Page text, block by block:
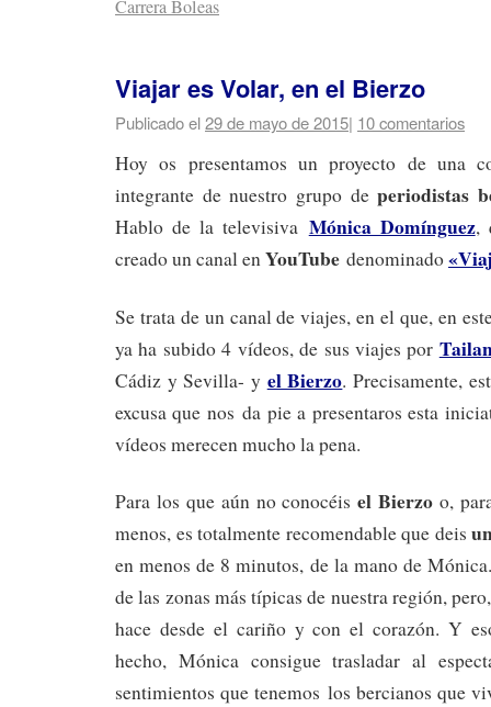
Carrera Boleas
Viajar es Volar, en el Bierzo
Publicado el29 de mayo de 2015| 10 comentarios
Hoy os presentamos un proyecto de una
integrante de nuestro grupo deperiodistas
Hablo de la televisiva Mónica Domínguez,
creado un canal enYouTube denominado
Se trata de un canal de viajes, en el que, en
ya ha subido 4 vídeos, de sus viajes por
Cádiz y Sevilla- y el Bierzo. Precisamente,
excusa que nos da pie a presentaros esta
vídeos merecen mucho la pena.
Para los que aún no conocéisel Bierzo o,
menos, es totalmente recomendable que deis
en menos de 8 minutos, de la mano de
de las zonas más típicas de nuestra región,
hace desde el cariño y con el corazón. Y
hecho, Mónica consigue trasladar al
sentimientos que tenemos los bercianos que